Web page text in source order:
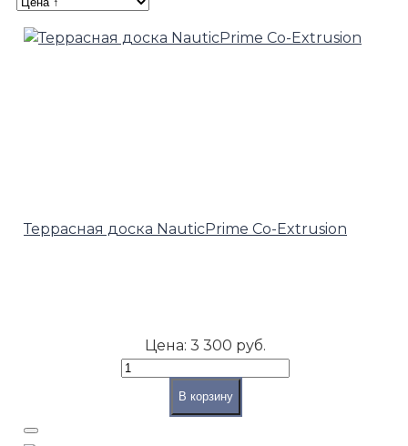
Террасная доска NauticPrime Co-Extrusion
Цена: 3 300 руб.
В корзину